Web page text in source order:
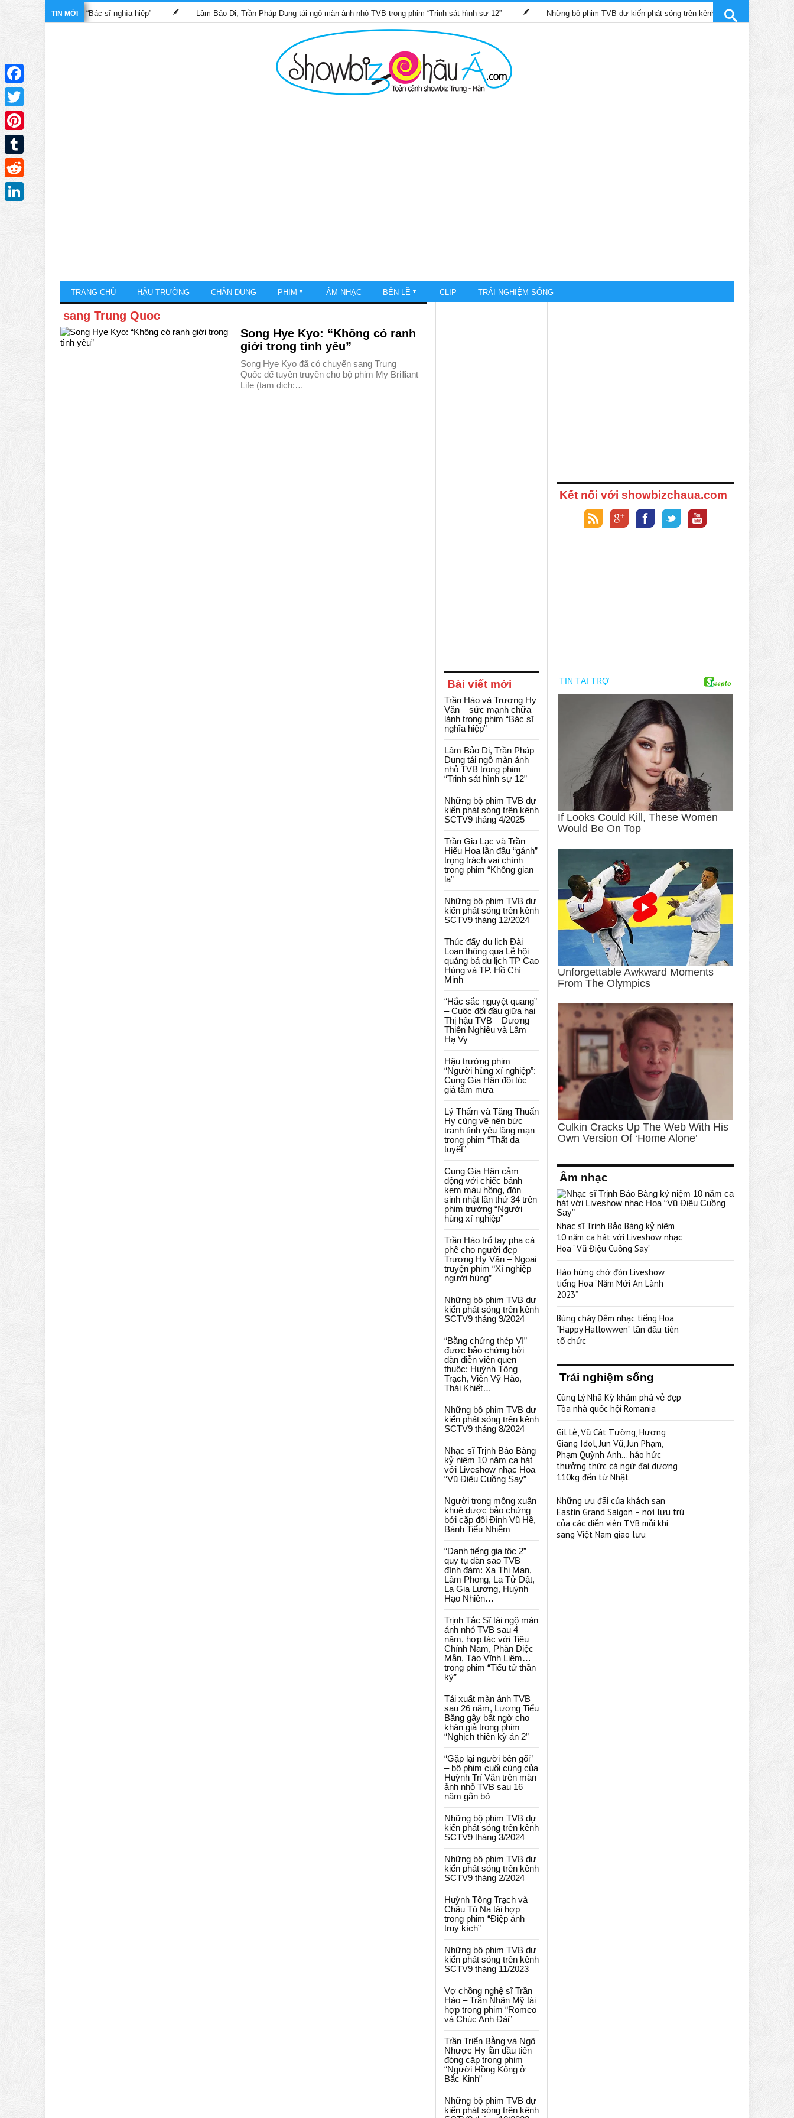
TIN MỚI
trong phim “Bác sĩ nghĩa hiệp” Lâm Bảo Di, Trần Pháp Dung tái ngộ màn ảnh nhỏ TVB trong phim “Trinh sát hình sự 12” Những bộ phim TVB dự kiến phát sóng trên kênh SCTV9 tháng 4/2025
TRANG CHỦ HẬU TRƯỜNG CHÂN DUNG PHIM ÂM NHẠC BÊN LỀ CLIP TRẢI NGHIỆM SỐNG
sang Trung Quoc
Song Hye Kyo: “Không có ranh
giới trong tình yêu”
Song Hye Kyo đã có chuyến sang Trung
Quốc để tuyên truyền cho bộ phim My Brilliant
Life (tạm dịch:…
Bài viết mới
Trần Hào và Trương Hy
Văn – sức mạnh chữa
lành trong phim “Bác sĩ
nghĩa hiệp”
Lâm Bảo Di, Trần Pháp
Dung tái ngộ màn ảnh
nhỏ TVB trong phim
“Trinh sát hình sự 12”
Những bộ phim TVB dự
kiến phát sóng trên kênh
SCTV9 tháng 4/2025
Trần Gia Lạc và Trần
Hiểu Hoa lần đầu “gánh”
trọng trách vai chính
trong phim “Không gian
lạ”
Những bộ phim TVB dự
kiến phát sóng trên kênh
SCTV9 tháng 12/2024
Thúc đẩy du lịch Đài
Loan thông qua Lễ hội
quảng bá du lịch TP Cao
Hùng và TP. Hồ Chí
Minh
“Hắc sắc nguyệt quang”
– Cuộc đối đầu giữa hai
Thị hậu TVB – Dương
Thiến Nghiêu và Lâm
Hạ Vy
Hậu trường phim
“Người hùng xí nghiệp”:
Cung Gia Hân đội tóc
giả tắm mưa
Lý Thấm và Tăng Thuấn
Hy cùng vẽ nên bức
tranh tình yêu lãng mạn
trong phim “Thất dạ
tuyết”
Cung Gia Hân cảm
động với chiếc bánh
kem màu hồng, đón
sinh nhật lần thứ 34 trên
phim trường “Người
hùng xí nghiệp”
Trần Hào trổ tay pha cà
phê cho người đẹp
Trương Hy Văn – Ngoại
truyện phim “Xí nghiệp
người hùng”
Những bộ phim TVB dự
kiến phát sóng trên kênh
SCTV9 tháng 9/2024
“Bằng chứng thép VI”
được bảo chứng bởi
dàn diễn viên quen
thuộc: Huỳnh Tông
Trạch, Viên Vỹ Hào,
Thái Khiết…
Những bộ phim TVB dự
kiến phát sóng trên kênh
SCTV9 tháng 8/2024
Nhạc sĩ Trịnh Bảo Bàng
kỷ niệm 10 năm ca hát
với Liveshow nhạc Hoa
“Vũ Điệu Cuồng Say”
Người trong mộng xuân
khuê được bảo chứng
bởi cặp đôi Đinh Vũ Hề,
Bành Tiểu Nhiễm
“Danh tiếng gia tộc 2”
quy tụ dàn sao TVB
đình đám: Xa Thi Mạn,
Lâm Phong, La Tử Dật,
La Gia Lương, Huỳnh
Hạo Nhiên…
Trịnh Tắc Sĩ tái ngộ màn
ảnh nhỏ TVB sau 4
năm, hợp tác với Tiêu
Chính Nam, Phàn Diệc
Mẫn, Tào Vĩnh Liêm…
trong phim “Tiểu tử thần
kỳ”
Tái xuất màn ảnh TVB
sau 26 năm, Lương Tiểu
Băng gây bất ngờ cho
khán giả trong phim
“Nghịch thiên kỳ án 2”
“Gặp lại người bên gối”
– bộ phim cuối cùng của
Huỳnh Trí Văn trên màn
ảnh nhỏ TVB sau 16
năm gắn bó
Những bộ phim TVB dự
kiến phát sóng trên kênh
SCTV9 tháng 3/2024
Những bộ phim TVB dự
kiến phát sóng trên kênh
SCTV9 tháng 2/2024
Huỳnh Tông Trạch và
Châu Tú Na tái hợp
trong phim “Điệp ảnh
truy kích”
Những bộ phim TVB dự
kiến phát sóng trên kênh
SCTV9 tháng 11/2023
Vợ chồng nghệ sĩ Trần
Hào – Trần Nhân Mỹ tái
hợp trong phim “Romeo
và Chúc Anh Đài”
Trần Triển Bằng và Ngô
Nhược Hy lần đầu tiên
đóng cặp trong phim
“Người Hồng Kông ở
Bắc Kinh”
Những bộ phim TVB dự
kiến phát sóng trên kênh
Kết nối với showbizchaua.com
Âm nhạc
Nhạc sĩ Trịnh Bảo Bàng kỷ niệm
10 năm ca hát với Liveshow nhạc
Hoa “Vũ Điệu Cuồng Say”
Hào hứng chờ đón Liveshow
tiếng Hoa “Năm Mới An Lành
2023”
Bùng cháy Đêm nhạc tiếng Hoa
“Happy Hallowwen” lần đầu tiên
tổ chức
Trải nghiệm sống
Cùng Lý Nhã Kỳ khám phá vẻ đẹp
Tòa nhà quốc hội Romania
Gil Lê, Vũ Cát Tường, Hương
Giang Idol, Jun Vũ, Jun Phạm,
Phạm Quỳnh Anh… háo hức
thưởng thức cá ngừ đại dương
110kg đến từ Nhật
Những ưu đãi của khách sạn
Eastin Grand Saigon – nơi lưu trú
của các diễn viên TVB mỗi khi
sang Việt Nam giao lưu
Facebook
Twitter
Pinterest
Tumblr
Reddit